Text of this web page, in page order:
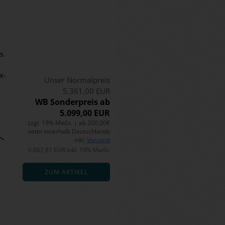
Unser Normalpreis
5.361,00 EUR
WB Sonderpreis ab
5.099,00 EUR
zzgl. 19% MwSt. | ab 200,00€
netto innerhalb Deutschlands
inkl. Versand
6.067,81 EUR inkl. 19% MwSt.
ZUM ARTIKEL